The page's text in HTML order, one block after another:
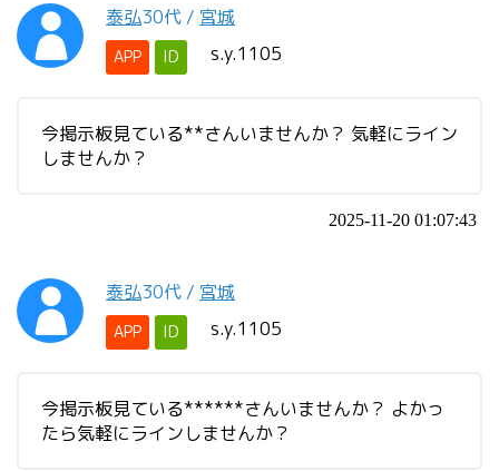
泰弘30代 / 宮城
APP ID s.y.1105
今掲示板見ている**さんいませんか？ 気軽にライン
しませんか？
2025-11-20 01:07:43
泰弘30代 / 宮城
APP ID s.y.1105
今掲示板見ている******さんいませんか？ よかっ
たら気軽にラインしませんか？